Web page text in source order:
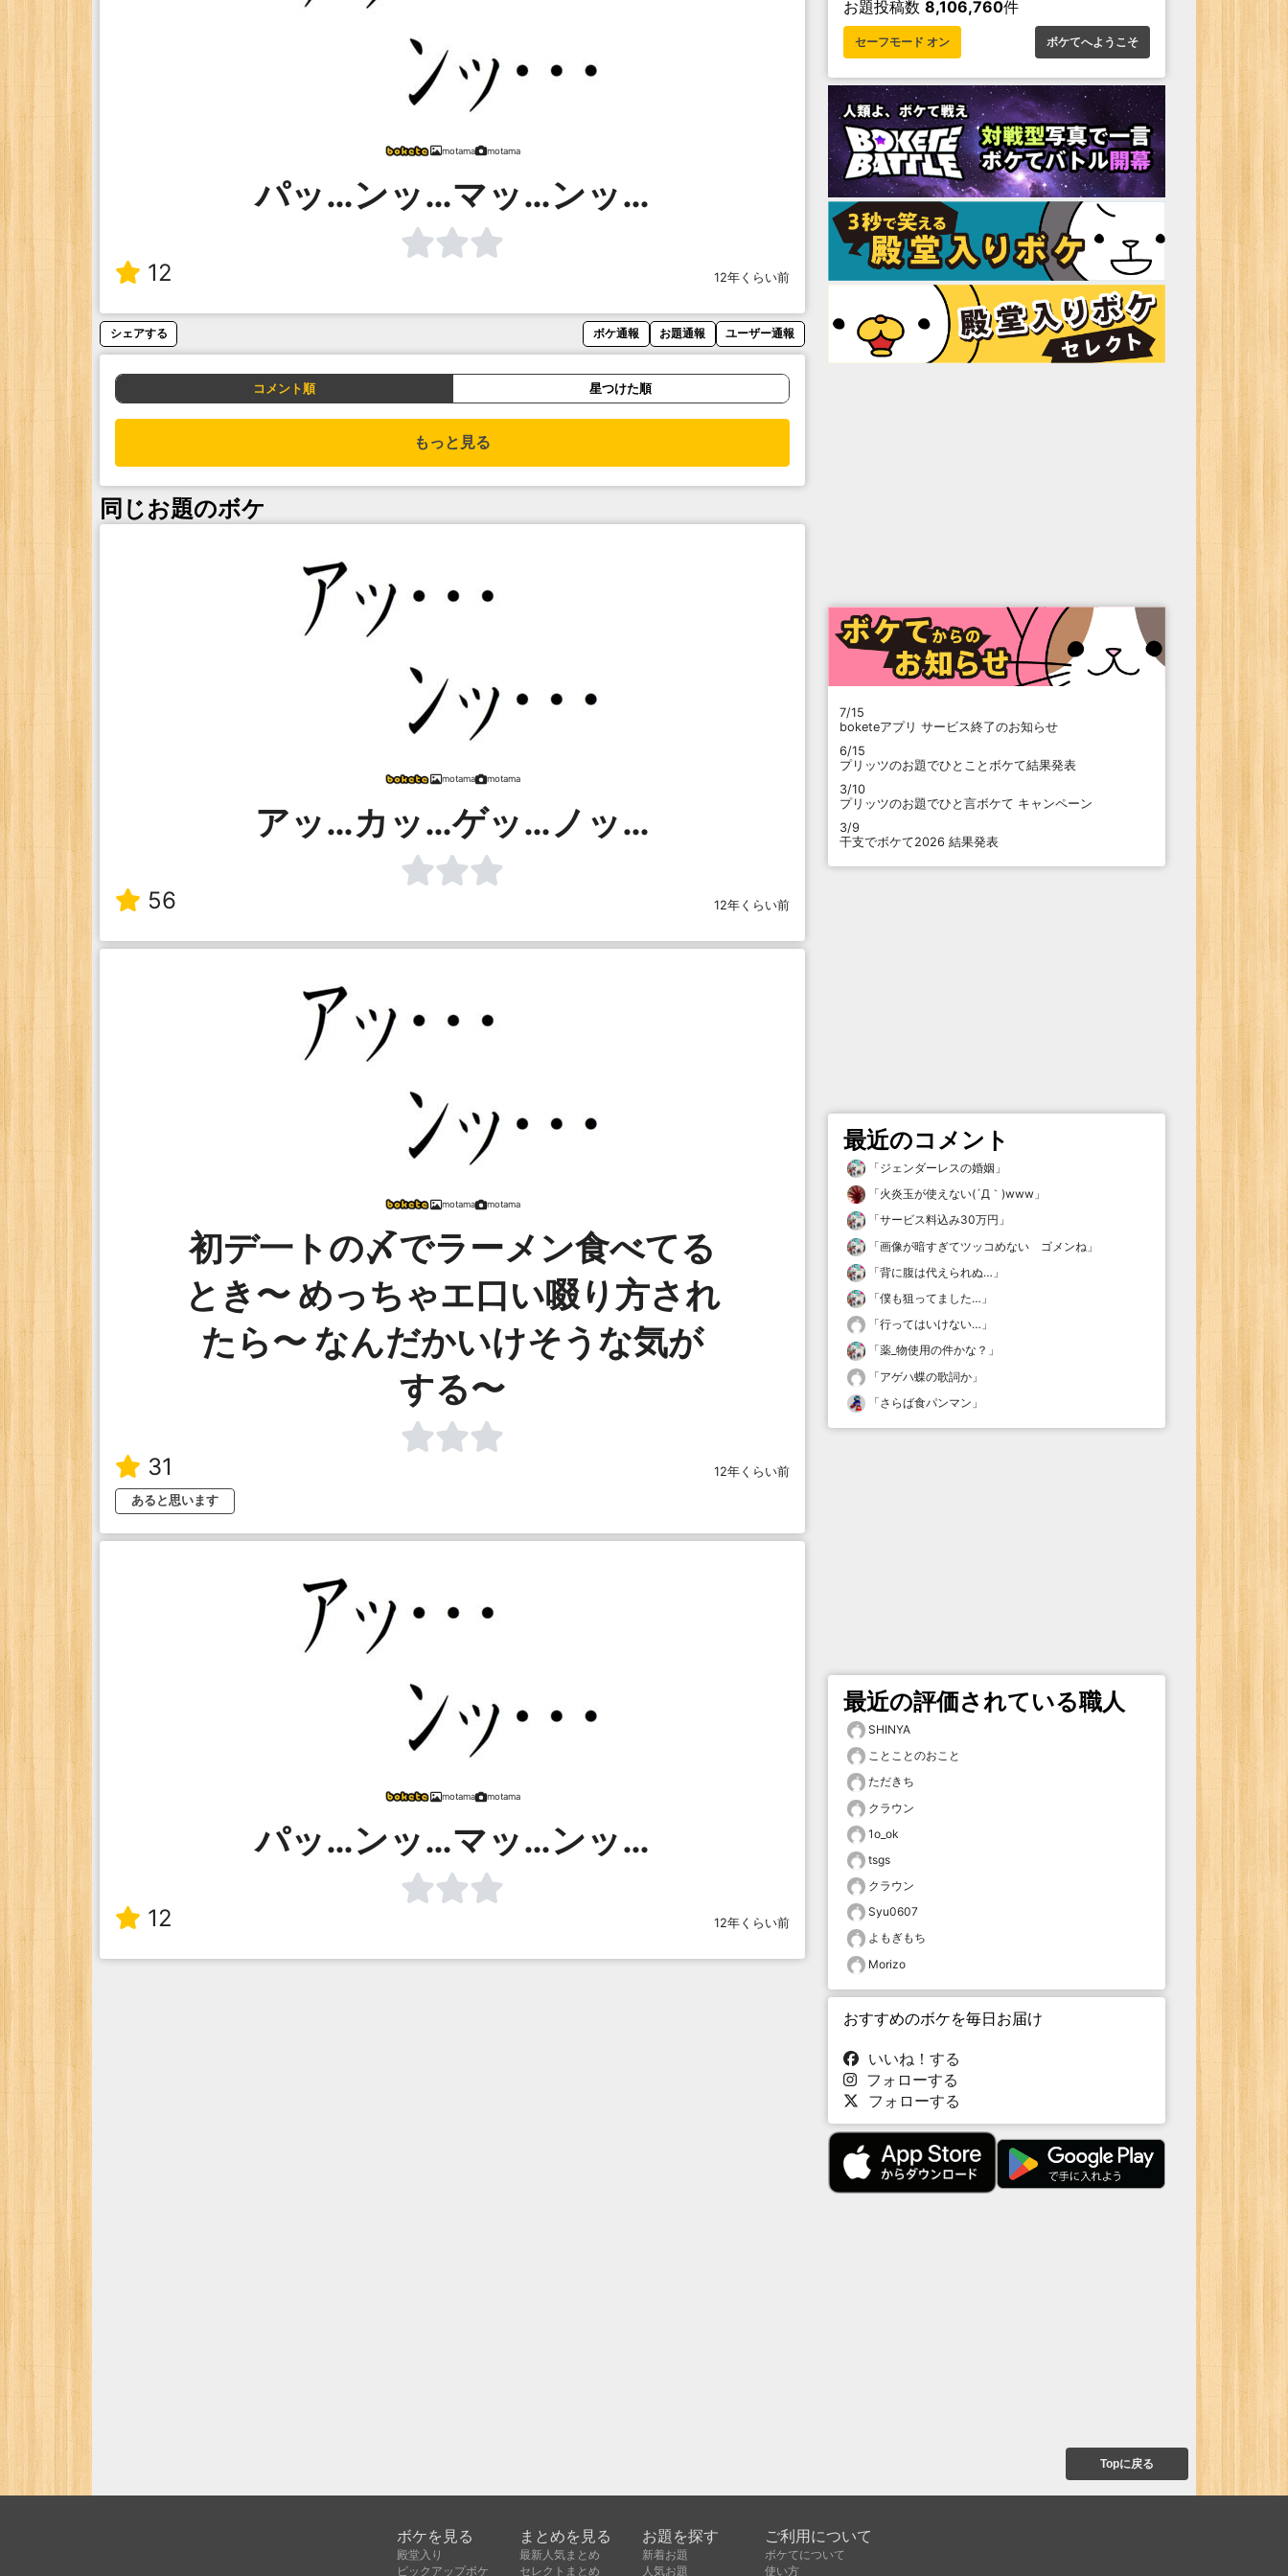
motama motama
パッ…ンッ…マッ…ンッ…
12 12年くらい前
シェアする ボケ通報 お題通報 ユーザー通報
コメント順 星つけた順
もっと見る
同じお題のボケ
motama motama
アッ…カッ…ゲッ…ノッ…
56 12年くらい前
motama motama
初デ一トの〆でラーメン食べてる
とき〜 めっちゃエ口い啜り方され
たら〜 なんだかいけそうな気が
する〜
31
12年くらい前
あると思います
motama motama
パッ…ンッ…マッ…ンッ…
12 12年くらい前
お題投稿数 8,106,760件
セーフモード オン ボケてへようこそ
7/15
boketeアプリ サービス終了のお知らせ
6/15
プリッツのお題でひとことボケて結果発表
3/10
プリッツのお題でひと言ボケて キャンペーン
3/9
干支でボケて2026 結果発表
最近のコメント
「ジェンダーレスの婚姻 」
「火炎玉が使えない(´Д｀)www 」
「サービス料込み30万円 」
「画像が暗すぎてツッコめない ゴメンね 」
「背に腹は代えられぬ… 」
「僕も狙ってました… 」
「行ってはいけない… 」
「薬_物使用の件かな？ 」
「アゲハ蝶の歌詞か 」
「さらば食パンマン 」
最近の評価されている職人
SHINYA
ことことのおこと
ただきち
クラウン
1o_ok
tsgs
クラウン
Syu0607
よもぎもち
Morizo
おすすめのボケを毎日お届け
いいね！する
フォローする
フォローする
Topに戻る
ボケを見る
殿堂入り
ピックアップボケ
まとめを見る
最新人気まとめ
セレクトまとめ
お題を探す
新着お題
人気お題
ご利用について
ボケてについて
使い方